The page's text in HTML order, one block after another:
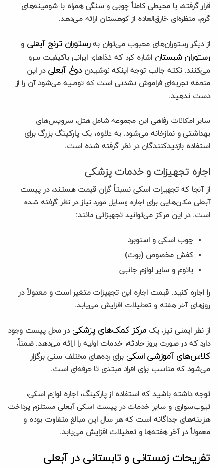
قرار گرفته، با محیطی کاملاً چوبی و سنگی همراه با شومینه‌های
گرم، منظره‌ای خارق‌العاده از کوهستان ارائه می‌دهد.
از دیگر رستوران‌های محبوب می‌توان به رستوران ترنج آبعلی و
رستوران شبستان اشاره کرد که غذاهای ایرانی باکیفیت سرو
می‌کنند. نکته جالب توجه اینکه نوشیدندوغ آبعلی در این
منطقه تجربه‌ای فراموش نشدنی است که توصیه می‌شود آن را از
دست ندهید.
سایر امکانات رفاهی این مجموعه شامل هتل، سرویس‌های
بهداشتی و نمازخانه می‌شود. به علاوه، یک پارکینگ بزرگ برای
استفاده بازدیدکنندگان در نظر گرفته شده است.
اجاره تجهیزات و خدمات پزشکی
از آنجا که تجهیزات اسکی نسبتاً گران قیمت هستند، در پیست
آبعلی مکان‌هایی برای اجاره وسایل مورد نیاز در نظر گرفته شده
است. در این مراکز می‌توانید تجهیزاتی مانند:
چوب اسکی و اسنوبرد
کفش مخصوص (بوت)
باتوم و سایر لوازم جانبی
را اجاره کنید. قیمت اجاره این تجهیزات متغیر است و معمولاً در
روزهای آخر هفته و تعطیلات افزایش می‌یابد.
از نظر ایمنی نیز، یک مرکز کمک‌های پزشکی در محل پیست وجود
دارد که در صورت بروز حادثه، خدمات اولیه را ارائه می‌دهد. ضمناً،
کلاس‌های آموزشی اسکی برای رده‌های مختلف سنی برگزار
می‌شود که مناسب برای افراد مبتدی تا حرفه‌ای است.
توجه داشته باشید که استفاده از پارکینگ، اجاره لوازم اسکی،
تیوب‌سواری و سایر خدمات در پیست اسکی آبعلی مستلزم پرداخت
هزینه‌های جداگانه است که هر سال این مبالغ متفاوت بوده و
معمولاً در آخر هفته‌ها و تعطیلات افزایش می‌یابد.
تفریحات زمستانی و تابستانی در آبعلی